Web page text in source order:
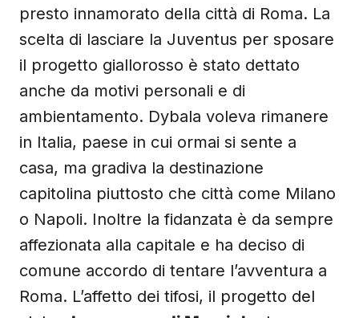
presto innamorato della città di Roma. La
scelta di lasciare la Juventus per sposare
il progetto giallorosso è stato dettato
anche da motivi personali e di
ambientamento. Dybala voleva rimanere
in Italia, paese in cui ormai si sente a
casa, ma gradiva la destinazione
capitolina piuttosto che città come Milano
o Napoli. Inoltre la fidanzata è da sempre
affezionata alla capitale e ha deciso di
comune accordo di tentare l’avventura a
Roma. L’affetto dei tifosi, il progetto del